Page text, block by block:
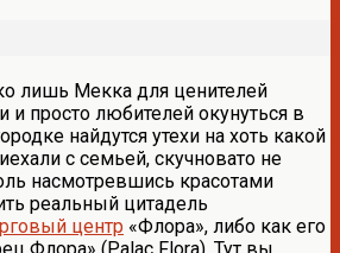
лишь Мекка для ценителей
и просто любителей окунуться в
найдутся утехи на хоть какой
с семьей, скучновато не
насмотревшись красотами
реальный цитадель
центр «Флора», либо как его
Флора» (Palac Flora). Тут вы